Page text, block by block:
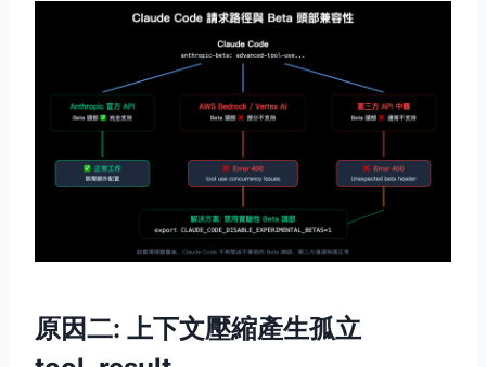
原因二: 上下文壓縮產生孤立